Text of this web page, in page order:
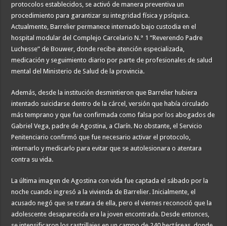
protocolos establecidos, se activó de manera preventiva un
procedimiento para garantizar su integridad física y psíquica.
Actualmente, Barrelier permanece internado bajo custodia en el
hospital modular del Complejo Carcelario N.° 1 “Reverendo Padre
Luchesse” de Bouwer, donde recibe atención especializada,
medicación y seguimiento diario por parte de profesionales de salud
mental del Ministerio de Salud de la provincia.
Además, desde la institución desmintieron que Barrelier hubiera
intentado suicidarse dentro de la cárcel, versión que había circulado
más temprano y que fue confirmada como falsa por los abogados de
Gabriel Vega, padre de Agostina, a Clarín. No obstante, el Servicio
Penitenciario confirmó que fue necesario activar el protocolo,
internarlo y medicarlo para evitar que se autolesionara o atentara
contra su vida.
La última imagen de Agostina con vida fue captada el sábado por la
noche cuando ingresó a la vivienda de Barrelier. Inicialmente, el
acusado negó que se tratara de ella, pero el viernes reconoció que la
adolescente desaparecida era la joven encontrada. Desde entonces,